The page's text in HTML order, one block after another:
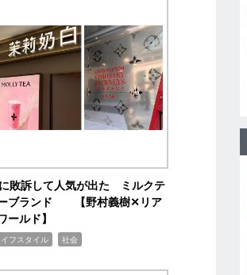
敗訴して人気が出た ミルクテ
ブランド 【野村義樹✕リア
ールド】
イフスタイル 社会